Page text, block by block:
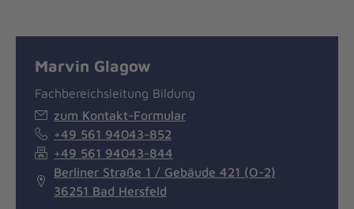
Marvin Glagow
Fachbereichsleitung Bildung
zum Kontakt-Formular
+49 561 94043-852
+49 561 94043-844
Berliner Straße 1 / Gebäude 421 (O-2)
36251 Bad Hersfeld